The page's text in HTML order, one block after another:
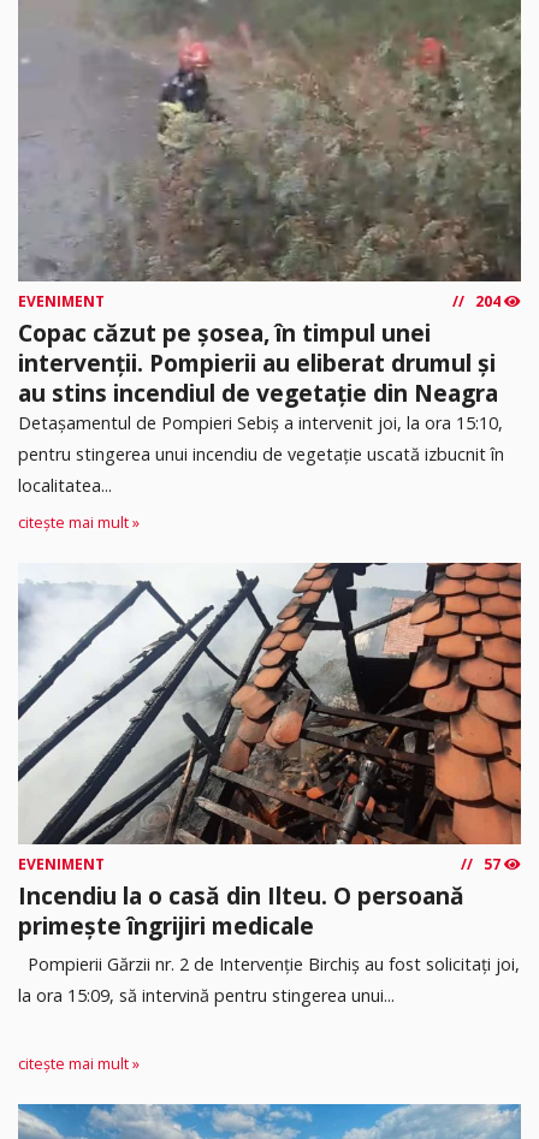
EVENIMENT 204
Copac căzut pe șosea, în timpul unei
intervenții. Pompierii au eliberat drumul și
au stins incendiul de vegetație din Neagra
Detașamentul de Pompieri Sebiș a intervenit joi, la ora 15:10,
pentru stingerea unui incendiu de vegetație uscată izbucnit în
localitatea...
citește mai mult »
EVENIMENT 57
Incendiu la o casă din Ilteu. O persoană
primește îngrijiri medicale
Pompierii Gărzii nr. 2 de Intervenție Birchiș au fost solicitați joi,
la ora 15:09, să intervină pentru stingerea unui...
citește mai mult »